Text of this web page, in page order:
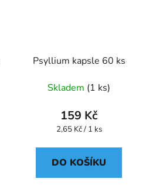
Psyllium kapsle 60 ks
Skladem (1 ks)
159 Kč
Měrná
2,65 Kč / 1 ks
DO KOŠÍKU